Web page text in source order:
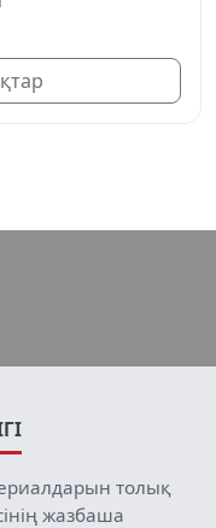
толық
жазбаша